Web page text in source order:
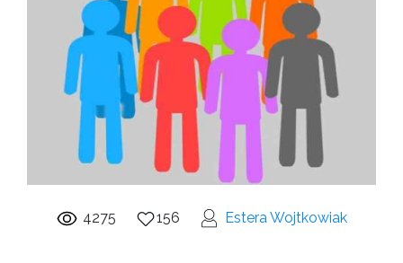
4275 156 Estera Wojtkowiak